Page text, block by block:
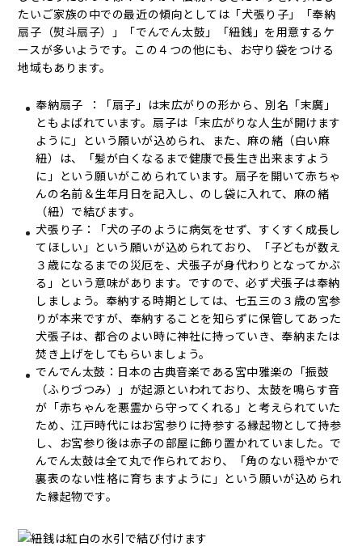
たいご家族の中での最近の傾向としては「犬張り子」「奉納
扇子（熨斗扇子）」「でんでん太鼓」「紐銭」を用意するケ
ースが多いようです。この４つの他にも、お守り袋をつける
地域もあります。
奉納扇子 ：「扇子」は末広がりの形から、別名「末廣」
ともよばれています。扇子は「末広がりな人生が開けます
ように」という願いが込められ、また、麻の緒（白い麻
紐）は、「髪が白くなるまで健康で長生き出来ますよう
に」という願いがこめられています。扇子を開いて赤ちゃ
んの名前＆生年月日を記入し、のし袋に入れて、麻の緒
（紐）で結びます。
犬張り子：「犬の子のように病気をせず、すくすく成長し
てほしい」という願いが込められており、「子どもが数え
３歳になるまでの災厄を、犬張子が身代わりとなってかぶ
る」という意味があります。ですので、必ず犬張子は奉納
しましょう。奉納する時期としては、七五三の３歳の宮参
りが本来ですが、奉納することを知らずに保管してあった
犬張子は、都合のよい時に神社に持っていき、奉納または
焚き上げをしてもらいましょう。
でんでん太鼓：日本の古典音楽である宮中雅楽の「振鼓
（ふりづつみ）」が起源といわれており、太鼓を鳴らす音
が「赤ちゃんを悪霊から守ってくれる」と考えられていた
ため、江戸時代にはお宮参りに持参する縁起物として持参
し、お宮参り後は赤子の部屋に飾り置かれていました。で
んでん太鼓は全て丸で作られており、「角のない穏やかで
裏表のない性格に育ちますように」という願いが込められ
た縁起物です。